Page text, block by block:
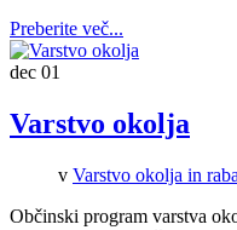
Preberite več...
dec 01
Varstvo okolja
v Varstvo okolja in
Občinski program varstva